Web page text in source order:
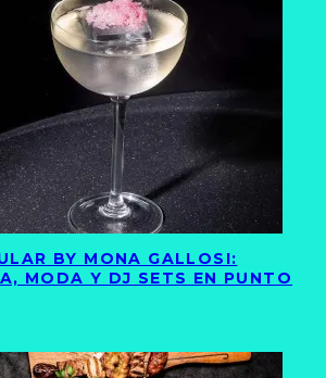
BY MONA GALLOSI:
MODA Y DJ SETS EN PUNTO